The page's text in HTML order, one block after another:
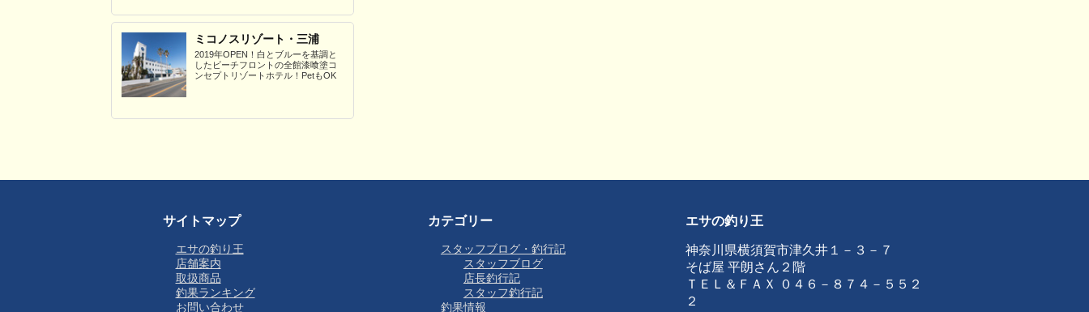
ミコノスリゾート・三浦
2019年OPEN！白とブルーを基調と
したビーチフロントの全館漆喰塗コ
ンセプトリゾートホテル！PetもOK
サイトマップ
エサの釣り王
店舗案内
取扱商品
釣果ランキング
お問い合わせ
カテゴリー
スタッフブログ・釣行記
スタッフブログ
店長釣行記
スタッフ釣行記
釣果情報
エサの釣り王
神奈川県横須賀市津久井１－３－７
そば屋 平朗さん２階
ＴＥＬ＆ＦＡＸ ０４６－８７４－５５２
２